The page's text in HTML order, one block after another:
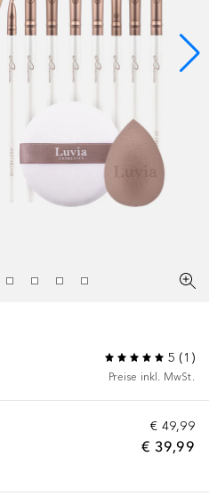
5 (1 )
Preise inkl. MwSt.
€ 49,99
€ 39,99